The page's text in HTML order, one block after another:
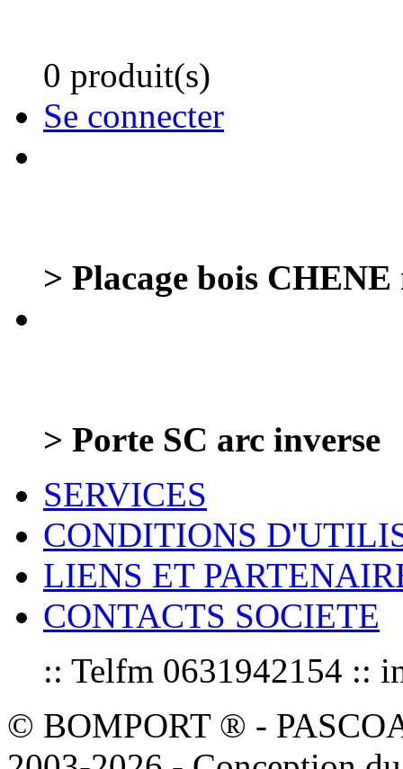
0 produit(s)
Se connecter
> Placage bois
> Porte SC arc inverse
SERVICES
CONDITIONS
LIENS ET
CONTACTS SOCIETE
:: Telfm 0631942154 ::
© BOMPORT ® -